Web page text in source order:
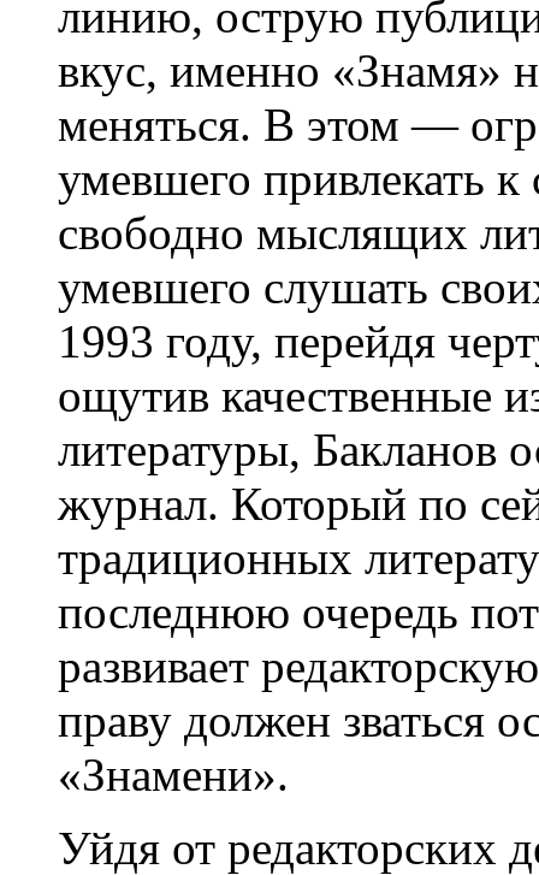
линию, острую
вкус, именно «Знамя»
меняться. В этом —
умевшего привлекать
свободно мыслящих
умевшего слушать
1993 году, перейдя
ощутив качественные
литературы, Бакланов
журнал. Который по
традиционных
последнюю очередь
развивает
праву должен зваться
«Знамени».
Уйдя от редакторских